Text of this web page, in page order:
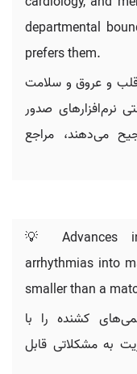
departmental
prefers them.
قلب و عروق و سلامت
نرم‌افزارهای صدور
می‌دهند، مراجع
💡 Advances
arrhythmias into
smaller than a
کشنده را با
به مشکلاتی قابل